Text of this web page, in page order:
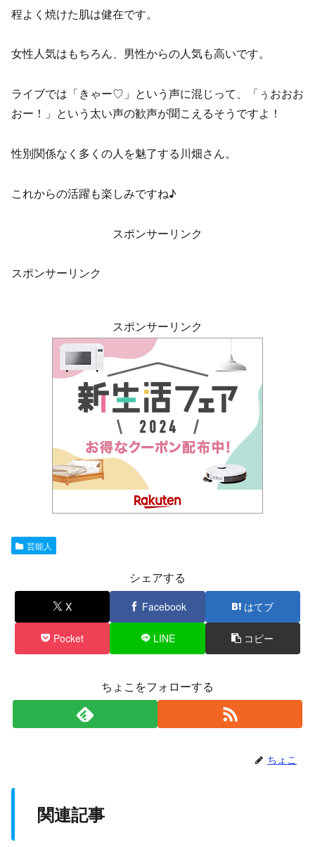
程よく焼けた肌は健在です。
女性人気はもちろん、男性からの人気も高いです。
ライブでは「きゃー♡」という声に混じって、「ぅおおお
おー！」という太い声の歓声が聞こえるそうですよ！
性別関係なく多くの人を魅了する川畑さん。
これからの活躍も楽しみですね♪
スポンサーリンク
スポンサーリンク
スポンサーリンク
芸能人
シェアする
X Facebook はてブ
Pocket LINE コピー
ちょこをフォローする
ちょこ
関連記事